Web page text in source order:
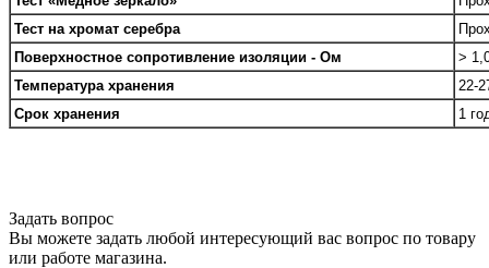
Тест на хромат серебра
Поверхностное сопротивление изоляции - Ом
>
Температура хранения
22-
Срок хранения
1
Задать вопрос
Вы можете задать любой интересующий вас вопрос по товару
или работе магазина.